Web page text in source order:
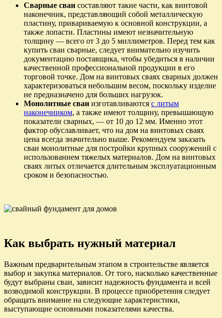
Сварные сваи составляют такие части, как винтовой
наконечник, представляющий собой металлическую
пластину, привариваемую к основной конструкции, а
также лопасти. Пластины имеют незначительную
толщину — всего от 3 до 5 миллиметров. Перед тем как
купить сваи сварные, следует внимательно изучить
документацию поставщика, чтобы убедиться в наличии
качественной профессиональной продукции в его
торговой точке. Дом на винтовых сваях сварных должен
характеризоваться небольшим весом, поскольку изделие
не предназначено для больших нагрузок.
Монолитные сваи изготавливаются с литым
наконечником, а также имеют толщину, превышающую
показатели сварных, — от 10 до 12 мм. Именно этот
фактор обуславливает, что на дом на винтовых сваях
цена всегда значительно выше. Рекомендуем заказать
сваи монолитные для постройки крупных сооружений с
использованием тяжелых материалов. Дом на винтовых
сваях литых отличается длительным эксплуатационным
сроком и безопасностью.
Как выбрать нужный материал
Важным предварительным этапом в строительстве является
выбор и закупка материалов. От того, насколько качественные
будут выбраны сваи, зависит надежность фундамента и всей
возводимой конструкции. В процессе приобретения следует
обращать внимание на следующие характеристики,
выступающие основными показателями качества.